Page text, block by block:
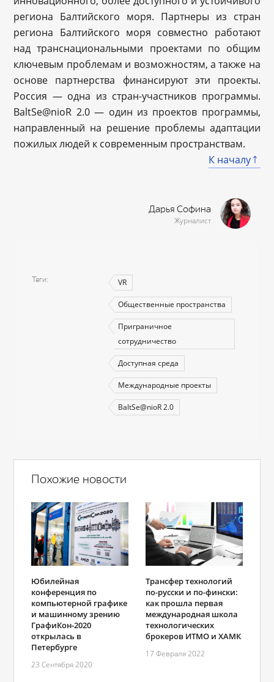
региона Балтийского моря. Партнеры из стран
региона Балтийского моря совместно работают
над транснациональными проектами по общим
ключевым проблемам и возможностям, а также на
основе партнерства финансируют эти проекты.
Россия — одна из стран-участников программы.
BaltSe@nioR 2.0 — один из проектов программы,
направленный на решение проблемы адаптации
пожилых людей к современным пространствам.
К началу
Дарья Софина
Журналист
Теги VR
Общественные пространства
Приграничное
сотрудничество
Доступная среда
Международные проекты
BaltSe@nioR 2.0
Похожие новости
Юбилейная
конференция по
компьютерной графике
и машинному зрению
ГрафиКон-2020
открылась в
Петербурге
23 Сентября 2020
Трансфер технологий
по-русски и по-фински:
как прошла первая
международная школа
технологических
брокеров ИТМО и ХАМК
17 Февраля 2022